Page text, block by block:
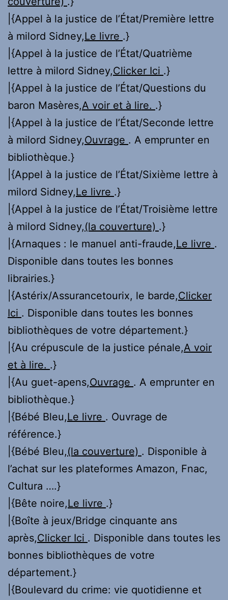
|{Appel à la justice de l’État/Première lettre
à milord Sidney,Le livre .}
|{Appel à la justice de l’État/Quatrième
lettre à milord Sidney,Clicker Ici .}
|{Appel à la justice de l’État/Questions du
baron Masères,A voir et à lire. .}
|{Appel à la justice de l’État/Seconde lettre
à milord Sidney,Ouvrage . A emprunter en
bibliothèque.}
|{Appel à la justice de l’État/Sixième lettre à
milord Sidney,Le livre .}
|{Appel à la justice de l’État/Troisième lettre
à milord Sidney,(la couverture) .}
|{Arnaques : le manuel anti-fraude,Le livre .
Disponible dans toutes les bonnes
librairies.}
|{Astérix/Assurancetourix, le barde,Clicker
Ici . Disponible dans toutes les bonnes
bibliothèques de votre département.}
|{Au crépuscule de la justice pénale,A voir
et à lire. .}
|{Au guet-apens,Ouvrage . A emprunter en
bibliothèque.}
|{Bébé Bleu,Le livre . Ouvrage de
référence.}
|{Bébé Bleu,(la couverture) . Disponible à
l’achat sur les plateformes Amazon, Fnac,
Cultura ….}
|{Bête noire,Le livre .}
|{Boîte à jeux/Bridge cinquante ans
après,Clicker Ici . Disponible dans toutes les
bonnes bibliothèques de votre
département.}
|{Boulevard du crime: vie quotidienne et